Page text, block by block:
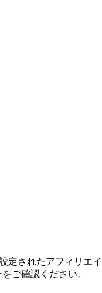
されたアフィリエ
をご確認ください。